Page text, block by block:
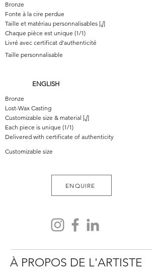
Bronze
Fonte à la cire perdue
Taille et matériau personnalisables [√]
Chaque pièce est unique (1/1)
Livré avec certificat d'authenticité
Taille personnalisable
ENGLISH
Bronze
Lost-Wax Casting
Customizable size & material [√]
Each piece is unique (1/1)
Delivered with certificate of authenticity
Customizable size
ENQUIRE
À PROPOS DE L'ARTISTE